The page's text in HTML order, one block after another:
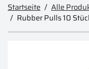
Startseite Alle
Rubber Pulls 10